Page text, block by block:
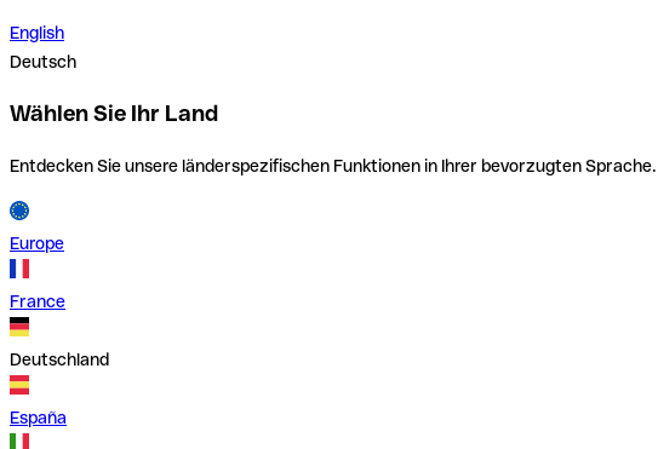
English
Deutsch
Wählen Sie Ihr Land
Entdecken Sie unsere länderspezifischen Funktionen in Ihrer bevorzugten Sprache.
Europe
France
Deutschland
España